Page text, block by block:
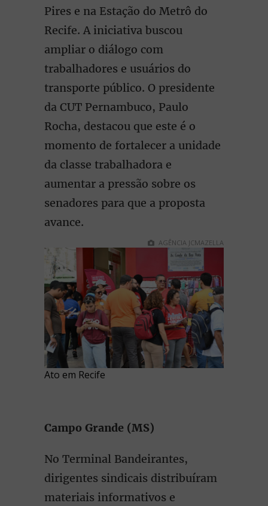
Pires e na Estação do Metrô do
Recife. A iniciativa buscou
ampliar o diálogo com
trabalhadores e usuários do
transporte público. O presidente
da CUT Pernambuco, Paulo
Rocha, destacou que este é o
momento de fortalecer a unidade
da classe trabalhadora e
aumentar a pressão sobre os
senadores para que a proposta
avance.
AGÊNCIA JCMAZELLA
Ato em Recife
Campo Grande (MS)
No Terminal Bandeirantes,
dirigentes sindicais distribuíram
materiais informativos e